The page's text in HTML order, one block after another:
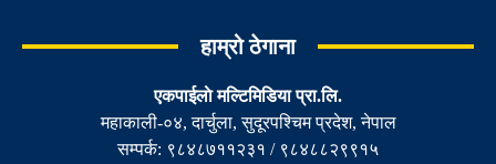
हाम्रो ठेगाना
एकपाईलाे मल्टिमिडिया प्रा.लि.
महाकाली-०४, दार्चुला, सुदूरपश्चिम प्रदेश, नेपाल
सम्पर्क: ९८४८७११२३१ / ९८४८८२९९१५